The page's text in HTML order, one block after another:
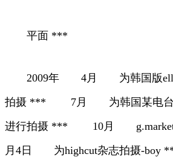
平面 ***
2009年 4月 为韩国版
拍摄 *** 7月 为韩国某电台到
进行拍摄 *** 10月
月4日 为highcut杂志拍摄-boy